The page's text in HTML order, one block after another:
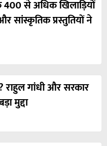
400 से अधिक खिलाड़ियों
सांस्कृतिक प्रस्तुतियों ने
राहुल गांधी और सरकार
मुद्दा